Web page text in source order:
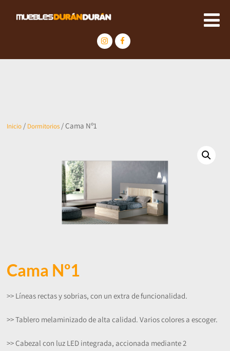
Inicio / Dormitorios / Cama Nº1
Cama Nº1
>> Líneas rectas y sobrias, con un extra de funcionalidad.
>> Tablero melaminizado de alta calidad. Varios colores a escoger.
>> Cabezal con luz LED integrada, accionada mediante 2